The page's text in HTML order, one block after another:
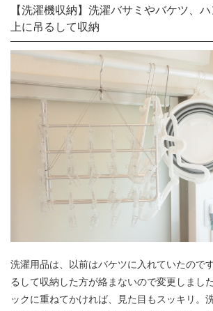
【洗濯機収納】洗濯バサミやバケツ、
上に吊るして収納
洗濯用品は、以前はバケツに入れていたので
るして収納した方が絡まないので変更しまし
ックに重ねてかければ、見た目もスッキリ。